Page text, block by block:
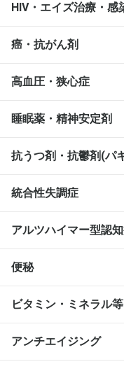
HIV・エイズ治療・感
癌・抗がん剤
高血圧・狭心症
睡眠薬・精神安定剤
抗うつ剤・抗鬱剤(パ
統合性失調症
アルツハイマー型認
便秘
ビタミン・ミネラル等
アンチエイジング